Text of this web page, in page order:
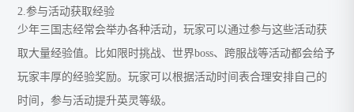
2.参与活动获取经验
少年三国志经常会举办各种活动，玩家可以通过参与这些活动获
取大量经验值。比如限时挑战、世界boss、跨服战等活动都会给予
玩家丰厚的经验奖励。玩家可以根据活动时间表合理安排自己的
时间，参与活动提升英灵等级。